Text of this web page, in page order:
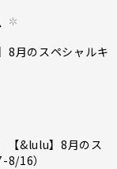
8月のスペシャルキ
【&lulu】8月のス
8/16）